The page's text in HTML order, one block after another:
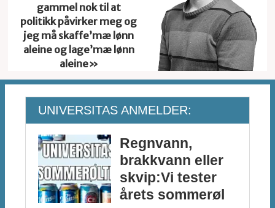
gammel nok til at
politikk påvirker meg og
jeg må skaffe’mæ lønn
aleine og lage’mæ lønn
aleine»
UNIVERSITAS ANMELDER:
Regnvann,
brakkvann eller
skvip:Vi tester
årets sommerøl